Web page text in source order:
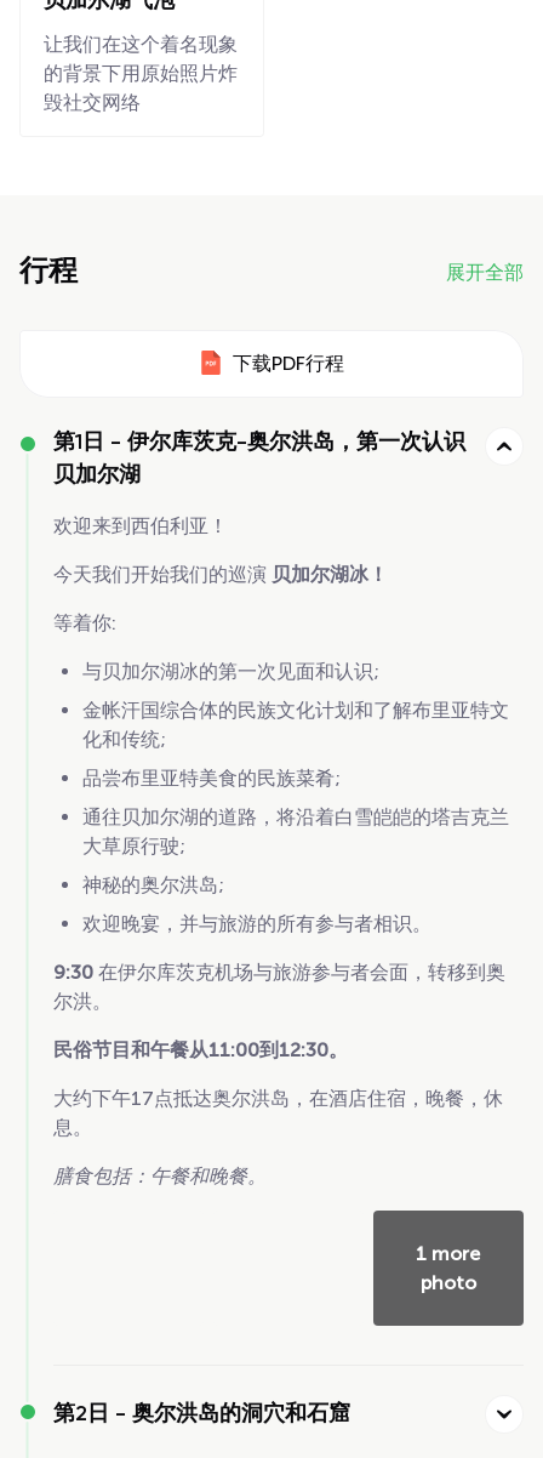
让我们在这个着名现象
的背景下用原始照片炸
毁社交网络
行程 展开全部
下载PDF行程
第1日 - 伊尔库茨克-奥尔洪岛，第一次认识
贝加尔湖
欢迎来到西伯利亚！
今天我们开始我们的巡演 贝加尔湖冰！
等着你:
与贝加尔湖冰的第一次见面和认识;
金帐汗国综合体的民族文化计划和了解布里亚特文
化和传统;
品尝布里亚特美食的民族菜肴;
通往贝加尔湖的道路，将沿着白雪皑皑的塔吉克兰
大草原行驶;
神秘的奥尔洪岛;
欢迎晚宴，并与旅游的所有参与者相识。
9:30 在伊尔库茨克机场与旅游参与者会面，转移到奥
尔洪。
民俗节目和午餐从11:00到12:30。
大约下午17点抵达奥尔洪岛，在酒店住宿，晚餐，休
息。
膳食包括：午餐和晚餐。
1 more
photo
第2日 - 奥尔洪岛的洞穴和石窟